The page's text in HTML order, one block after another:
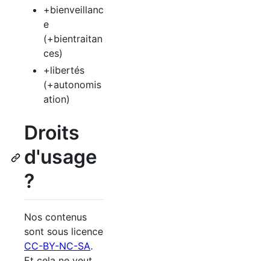
+bienveillanc
e
(+bientraitan
ces)
+libertés
(+autonomis
ation)
Droits
d'usage
?
Nos contenus
sont sous licence
CC-BY-NC-SA.